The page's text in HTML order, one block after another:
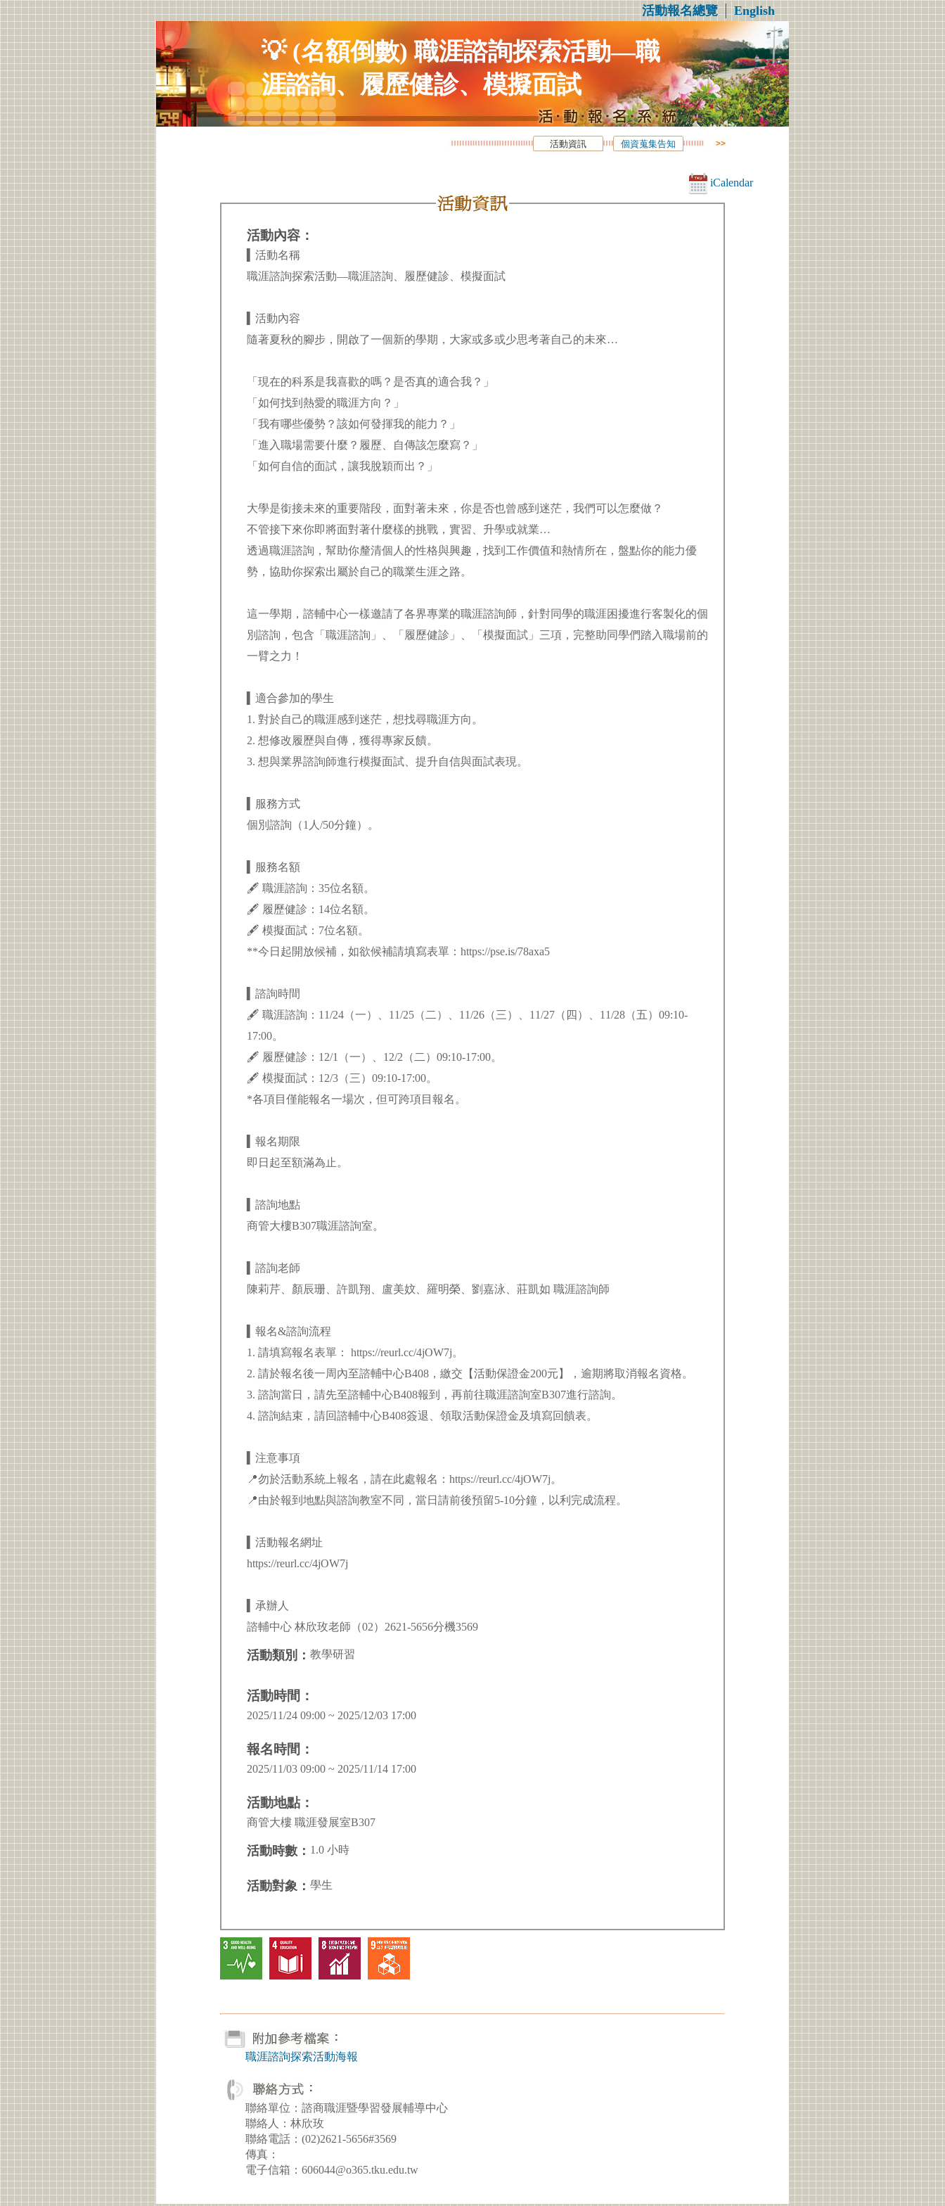
活動報名總覽│English
💡 (名額倒數) 職涯諮詢探索活動—職
涯諮詢、履歷健診、模擬面試
活動資訊 個資蒐集告知
iCalendar
活動內容：
▍活動名稱
職涯諮詢探索活動—職涯諮詢、履歷健診、模擬面試
▍活動內容
隨著夏秋的腳步，開啟了一個新的學期，大家或多或少思考著自己的未來…
「現在的科系是我喜歡的嗎？是否真的適合我？」
「如何找到熱愛的職涯方向？」
「我有哪些優勢？該如何發揮我的能力？」
「進入職場需要什麼？履歷、自傳該怎麼寫？」
「如何自信的面試，讓我脫穎而出？」
大學是銜接未來的重要階段，面對著未來，你是否也曾感到迷茫，我們可以怎麼做？
不管接下來你即將面對著什麼樣的挑戰，實習、升學或就業…
透過職涯諮詢，幫助你釐清個人的性格與興趣，找到工作價值和熱情所在，盤點你的能力優
勢，協助你探索出屬於自己的職業生涯之路。
這一學期，諮輔中心一樣邀請了各界專業的職涯諮詢師，針對同學的職涯困擾進行客製化的個
別諮詢，包含「職涯諮詢」、「履歷健診」、「模擬面試」三項，完整助同學們踏入職場前的
一臂之力！
▍適合參加的學生
1. 對於自己的職涯感到迷茫，想找尋職涯方向。
2. 想修改履歷與自傳，獲得專家反饋。
3. 想與業界諮詢師進行模擬面試、提升自信與面試表現。
▍服務方式
個別諮詢（1人/50分鐘）。
▍服務名額
🖋 職涯諮詢：35位名額。
🖋 履歷健診：14位名額。
🖋 模擬面試：7位名額。
**今日起開放候補，如欲候補請填寫表單：https://pse.is/78axa5
▍諮詢時間
🖋 職涯諮詢：11/24（一）、11/25（二）、11/26（三）、11/27（四）、11/28（五）09:10-
17:00。
🖋 履歷健診：12/1（一）、12/2（二）09:10-17:00。
🖋 模擬面試：12/3（三）09:10-17:00。
*各項目僅能報名一場次，但可跨項目報名。
▍報名期限
即日起至額滿為止。
▍諮詢地點
商管大樓B307職涯諮詢室。
▍諮詢老師
陳莉芹、顏辰珊、許凱翔、盧美妏、羅明榮、劉嘉泳、莊凱如 職涯諮詢師
▍報名&諮詢流程
1. 請填寫報名表單： https://reurl.cc/4jOW7j。
2. 請於報名後一周內至諮輔中心B408，繳交【活動保證金200元】，逾期將取消報名資格。
3. 諮詢當日，請先至諮輔中心B408報到，再前往職涯諮詢室B307進行諮詢。
4. 諮詢結束，請回諮輔中心B408簽退、領取活動保證金及填寫回饋表。
▍注意事項
📍勿於活動系統上報名，請在此處報名：https://reurl.cc/4jOW7j。
📍由於報到地點與諮詢教室不同，當日請前後預留5-10分鐘，以利完成流程。
▍活動報名網址
https://reurl.cc/4jOW7j
▍承辦人
諮輔中心 林欣玫老師（02）2621-5656分機3569
活動類別： 教學研習
活動時間：
2025/11/24 09:00 ~ 2025/12/03 17:00
報名時間：
2025/11/03 09:00 ~ 2025/11/14 17:00
活動地點：
商管大樓 職涯發展室B307
活動時數： 1.0 小時
活動對象： 學生
職涯諮詢探索活動海報
聯絡單位：諮商職涯暨學習發展輔導中心
聯絡人：林欣玫
聯絡電話：(02)2621-5656#3569
傳真：
電子信箱：606044@o365.tku.edu.tw